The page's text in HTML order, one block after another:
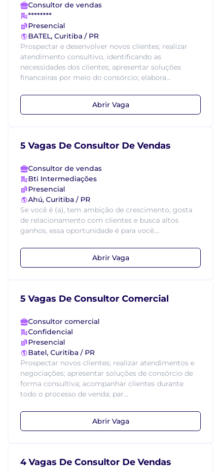
Consultor de vendas
********
Presencial
BATEL, Curitiba / PR
Prospectar e desenvolver novos clientes; realizar
atendimento consultivo, identificando as
necessidades dos clientes; apresentar soluções
financeiras por meio do consórcio; elabora...
Abrir Vaga
5 Vagas De Consultor De Vendas
Consultor de vendas
Bti Intermediações
Presencial
Ahú, Curitiba / PR
Se você é (a), tem ambição de crescimento, gosta
de relacionamento com clientes e busca altos
ganhos, essa oportunidade é para você....
Abrir Vaga
5 Vagas De Consultor Comercial
Consultor comercial
Confidencial
Presencial
Batel, Curitiba / PR
Prospectar novos clientes; realizar atendimentos e
negociações; apresentar soluções de consórcio de
forma consultiva; acompanhar clientes durante
todo o processo de venda; par...
Abrir Vaga
4 Vagas De Consultor De Vendas